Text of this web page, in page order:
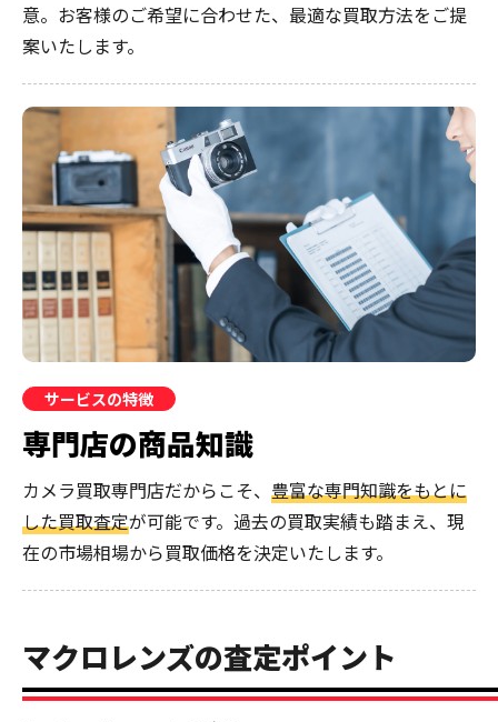
意。お客様のご希望に合わせた、最適な買取方法をご提
案いたします。
サービスの特徴
専門店の商品知識
カメラ買取専門店だからこそ、 豊富な専門知識をもとに
した買取査定が可能です。過去の買取実績も踏まえ、現
在の市場相場から買取価格を決定いたします。
マクロレンズの査定ポイント